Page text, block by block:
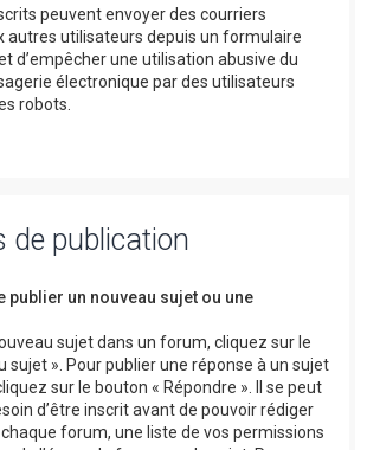
peuvent envoyer des courriers
autres utilisateurs depuis un formulaire
d’empêcher une utilisation abusive du
électronique par des utilisateurs
robots.
de publication
publier un nouveau sujet ou une
sujet dans un forum, cliquez sur le
sujet ». Pour publier une réponse à un sujet
sur le bouton « Répondre ». Il se peut
d’être inscrit avant de pouvoir rédiger
forum, une liste de vos permissions